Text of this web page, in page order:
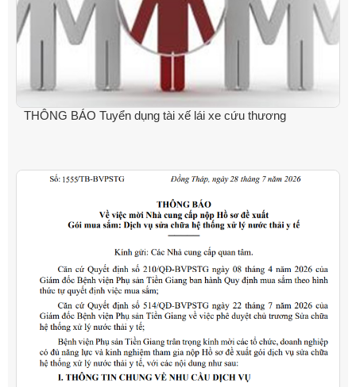
THÔNG BÁO Tuyển dụng tài xế lái xe cứu thương